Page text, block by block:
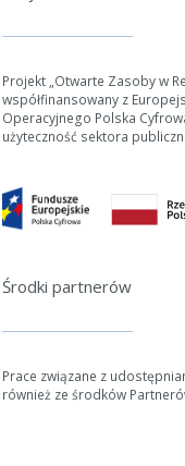
Projekt „Otwarte Zasoby w
współfinansowany z
Operacyjnego Polska
użyteczność sektora
Środki partnerów
Prace związane z
również ze środków